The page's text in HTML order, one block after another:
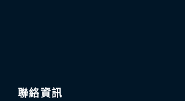
聯絡資訊